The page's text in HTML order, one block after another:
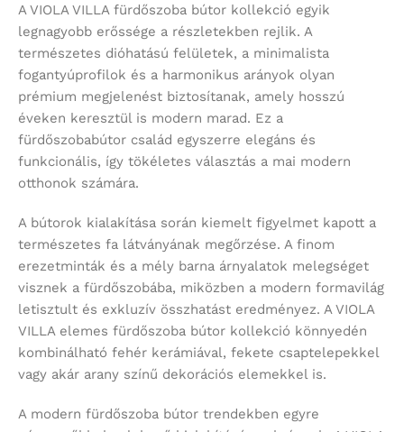
A VIOLA VILLA fürdőszoba bútor kollekció egyik
legnagyobb erőssége a részletekben rejlik. A
természetes dióhatású felületek, a minimalista
fogantyúprofilok és a harmonikus arányok olyan
prémium megjelenést biztosítanak, amely hosszú
éveken keresztül is modern marad. Ez a
fürdőszobabútor család egyszerre elegáns és
funkcionális, így tökéletes választás a mai modern
otthonok számára.
A bútorok kialakítása során kiemelt figyelmet kapott a
természetes fa látványának megőrzése. A finom
erezetminták és a mély barna árnyalatok melegséget
visznek a fürdőszobába, miközben a modern formavilág
letisztult és exkluzív összhatást eredményez. A VIOLA
VILLA elemes fürdőszoba bútor kollekció könnyedén
kombinálható fehér kerámiával, fekete csaptelepekkel
vagy akár arany színű dekorációs elemekkel is.
A modern fürdőszoba bútor trendekben egyre